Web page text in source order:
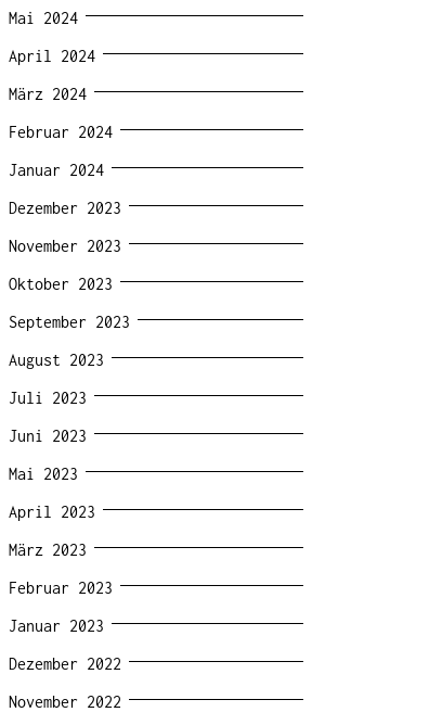
Mai 2024
April 2024
März 2024
Februar 2024
Januar 2024
Dezember 2023
November 2023
Oktober 2023
September 2023
August 2023
Juli 2023
Juni 2023
Mai 2023
April 2023
März 2023
Februar 2023
Januar 2023
Dezember 2022
November 2022